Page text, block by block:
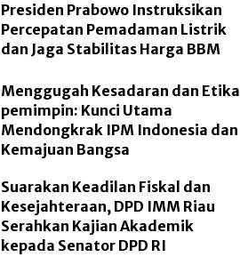
Presiden Prabowo Instruksikan
Percepatan Pemadaman Listrik
dan Jaga Stabilitas Harga BBM
Menggugah Kesadaran dan Etika
pemimpin: Kunci Utama
Mendongkrak IPM Indonesia dan
Kemajuan Bangsa
Suarakan Keadilan Fiskal dan
Kesejahteraan, DPD IMM Riau
Serahkan Kajian Akademik
kepada Senator DPD RI